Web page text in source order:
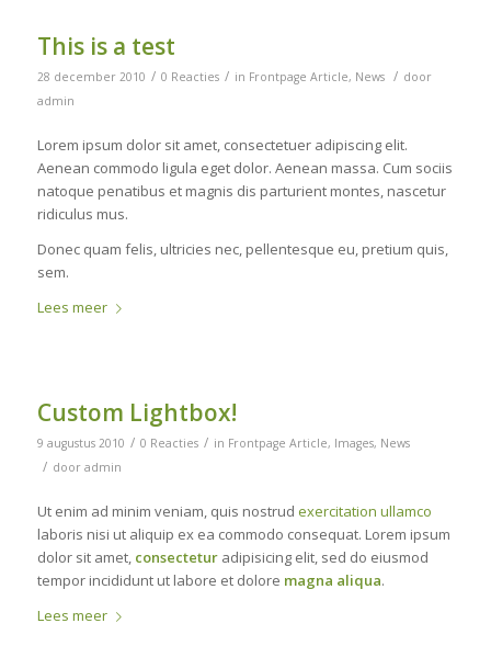
This is a test
28 december 2010 / 0 Reacties / in Frontpage Article, News / door
admin
Lorem ipsum dolor sit amet, consectetuer adipiscing elit.
Aenean commodo ligula eget dolor. Aenean massa. Cum sociis
natoque penatibus et magnis dis parturient montes, nascetur
ridiculus mus.
Donec quam felis, ultricies nec, pellentesque eu, pretium quis,
sem.
Lees meer
Custom Lightbox!
9 augustus 2010 / 0 Reacties / in Frontpage Article, Images, News
/ door admin
Ut enim ad minim veniam, quis nostrud exercitation ullamco
laboris nisi ut aliquip ex ea commodo consequat. Lorem ipsum
dolor sit amet, consecteturadipisicing elit, sed do eiusmod
tempor incididunt ut labore et dolore magna aliqua.
Lees meer